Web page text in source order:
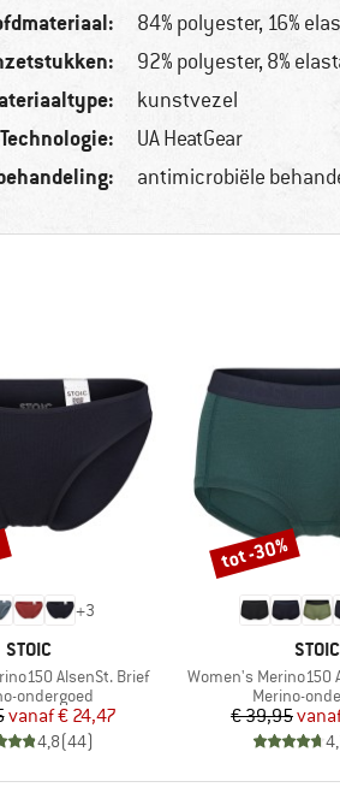
84% polyester, 16%
92% polyester, 8%
kunstvezel
Technologie: UA HeatGear
antimicrobiële
+3
MERK
STOIC
AlsenSt. Brief
ondergoed
Prijs
Verlaagde prijs
vanaf€ 24,47
4,8(44)
MERK
STOIC
Artikel
Women's Merino150
Merino-
€ 39,95
Korting
tot -30%